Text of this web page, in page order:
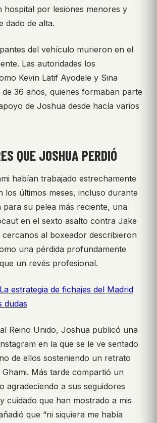
hospital por lesiones menores y
dado de alta.
del vehículo murieron en el
Las autoridades los
Kevin Latif Ayodele y Sina
de 36 años, quienes formaban parte
de Joshua desde hacía varios
QUE JOSHUA PERDIÓ
habían trabajado estrechamente
los últimos meses, incluso durante
su pelea más reciente, una
en el sexto asalto contra Jake
cercanos al boxeador describieron
una pérdida profundamente
un revés profesional.
La estrategia de fichajes del Madrid
dudas
Reino Unido, Joshua publicó una
en la que se le ve sentado
de ellos sosteniendo un retrato
Más tarde compartió un
agradeciendo a sus seguidores
cuidado que han mostrado a mis
que “ni siquiera me había